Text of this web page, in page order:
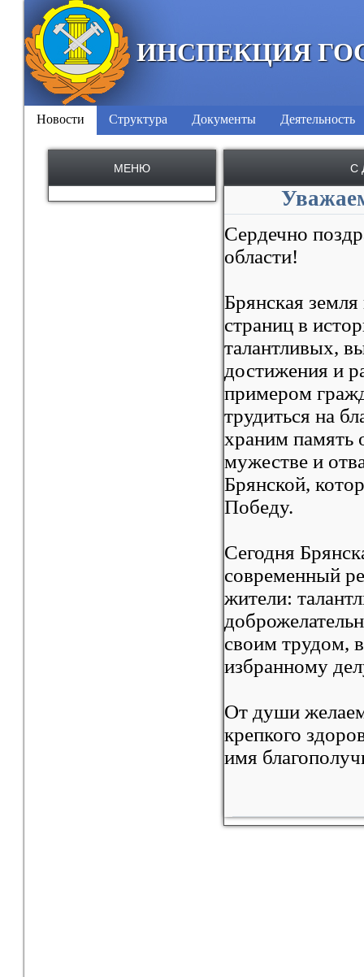
ИНСПЕКЦИЯ
Новости Структура Документы Деятельность
МЕНЮ С
Сердечно
области!
Брянская
страниц в
талантливых,
достижения и
примером
трудиться на
храним память
мужестве и
Брянской,
Победу.
Сегодня
современный
жители:
своим трудом,
избранному
От души
крепкого
имя